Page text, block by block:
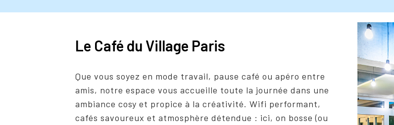
Le Café du Village Paris
Que vous soyez en mode travail, pause café ou apéro entre
amis, notre espace vous accueille toute la journée dans une
ambiance cosy et propice à la créativité. Wifi performant,
cafés savoureux et atmosphère détendue : ici, on bosse (ou